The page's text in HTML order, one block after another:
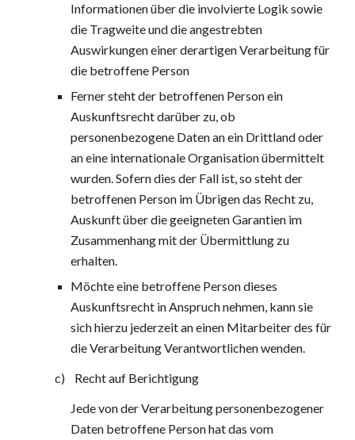
Informationen über die involvierte Logik sowie
die Tragweite und die angestrebten
Auswirkungen einer derartigen Verarbeitung für
die betroffene Person
Ferner steht der betroffenen Person ein
Auskunftsrecht darüber zu, ob
personenbezogene Daten an ein Drittland oder
an eine internationale Organisation übermittelt
wurden. Sofern dies der Fall ist, so steht der
betroffenen Person im Übrigen das Recht zu,
Auskunft über die geeigneten Garantien im
Zusammenhang mit der Übermittlung zu
erhalten.
Möchte eine betroffene Person dieses
Auskunftsrecht in Anspruch nehmen, kann sie
sich hierzu jederzeit an einen Mitarbeiter des für
die Verarbeitung Verantwortlichen wenden.
c)    Recht auf Berichtigung
Jede von der Verarbeitung personenbezogener
Daten betroffene Person hat das vom